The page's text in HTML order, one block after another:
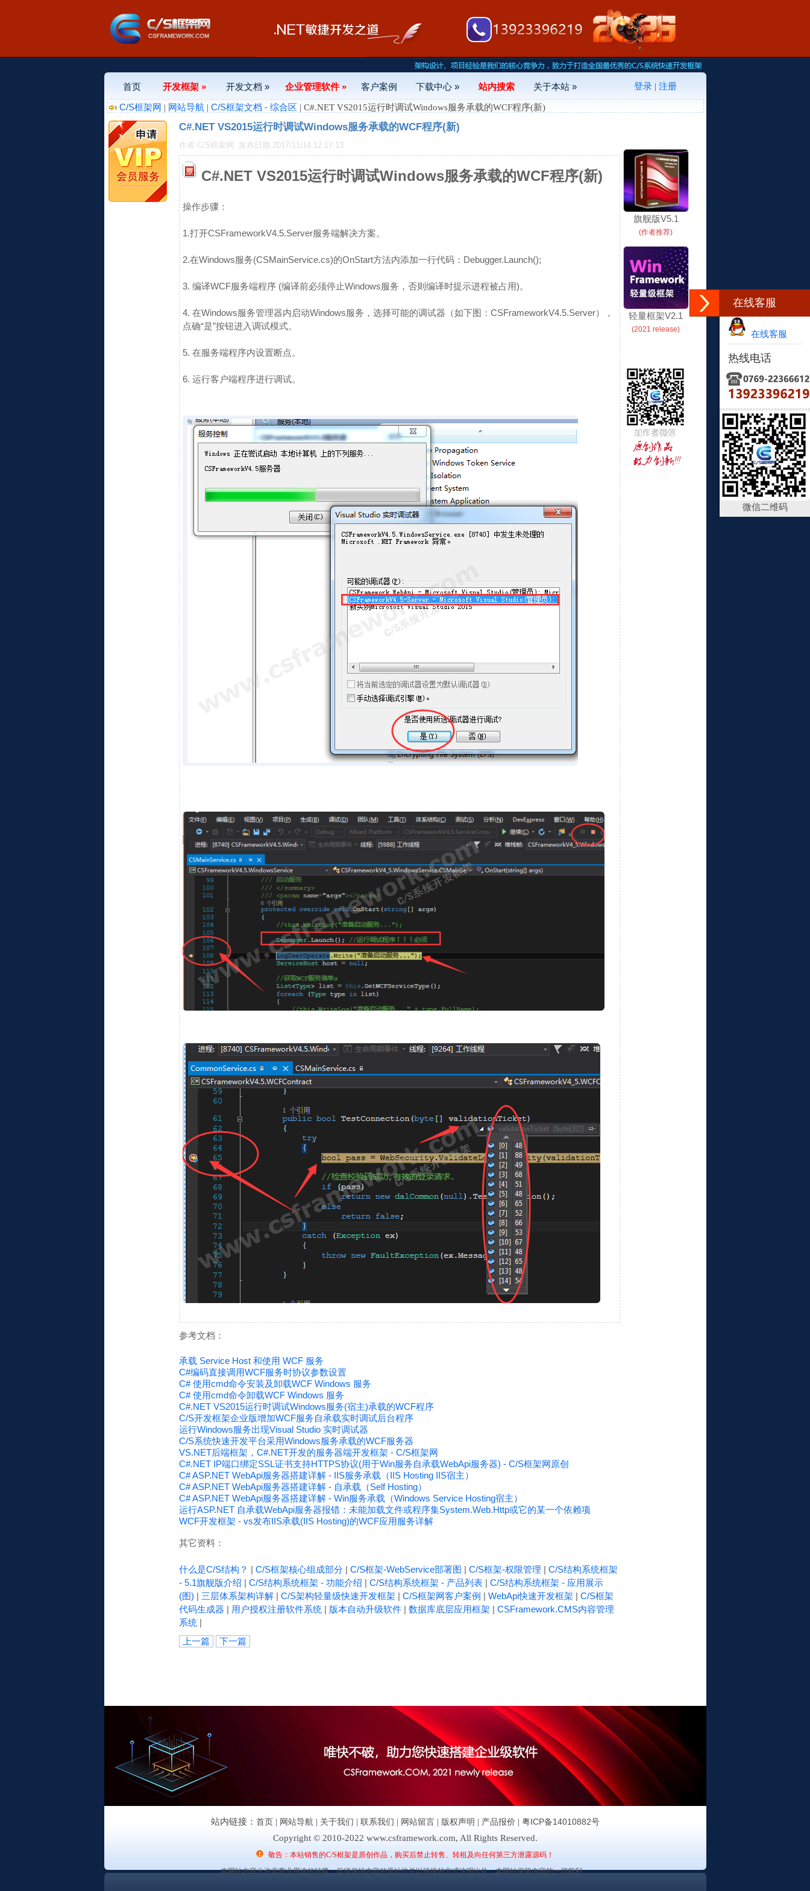
在线客服
在线客服
热线电话
微信二维码
首页 开发框架 » 开发文档 » 企业管理软件 » 客户案例 下载中心 » 站内搜索 关于本站 » 登录| 注册
C/S框架网 | 网站导航 | C/S框架文档 - 综合区 | C#.NET VS2015运行时调试Windows服务承载的WCF程序(新)
C#.NET VS2015运行时调试Windows服务承载的WCF程序(新)
作者:C/S框架网 发布日期:2017/11/14 12:17:13
C#.NET VS2015运行时调试Windows服务承载的WCF程序(新)
操作步骤：
1.打开CSFrameworkV4.5.Server服务端解决方案。
2.在Windows服务(CSMainService.cs)的OnStart方法内添加一行代码：Debugger.Launch();
3. 编译WCF服务端程序 (编译前必须停止Windows服务，否则编译时提示进程被占用)。
4. 在Windows服务管理器内启动Windows服务，选择可能的调试器（如下图：CSFrameworkV4.5.Server），
点确“是”按钮进入调试模式。
5. 在服务端程序内设置断点。
6. 运行客户端程序进行调试。
参考文档：
承载 Service Host 和使用 WCF 服务
C#编码直接调用WCF服务时协议参数设置
C# 使用cmd命令安装及卸载WCF Windows 服务
C# 使用cmd命令卸载WCF Windows 服务
C#.NET VS2015运行时调试Windows服务(宿主)承载的WCF程序
C/S开发框架企业版增加WCF服务自承载实时调试后台程序
运行Windows服务出现Visual Studio 实时调试器
C/S系统快速开发平台采用Windows服务承载的WCF服务器
VS.NET后端框架，C#.NET开发的服务器端开发框架 - C/S框架网
C#.NET IP端口绑定SSL证书支持HTTPS协议(用于Win服务自承载WebApi服务器) - C/S框架网原创
C# ASP.NET WebApi服务器搭建详解 - IIS服务承载（IIS Hosting IIS宿主）
C# ASP.NET WebApi服务器搭建详解 - 自承载（Self Hosting）
C# ASP.NET WebApi服务器搭建详解 - Win服务承载（Windows Service Hosting宿主）
运行ASP.NET 自承载WebApi服务器报错：未能加载文件或程序集System.Web.Http或它的某一个依赖项
WCF开发框架 - vs发布IIS承载(IIS Hosting)的WCF应用服务详解
其它资料：
什么是C/S结构？ | C/S框架核心组成部分| C/S框架-WebService部署图 | C/S框架-权限管理 | C/S结构系统框架
- 5.1旗舰版介绍 | C/S结构系统框架 - 功能介绍 | C/S结构系统框架 - 产品列表| C/S结构系统框架 - 应用展示
(图) | 三层体系架构详解| C/S架构轻量级快速开发框架 | C/S框架网客户案例 | WebApi快速开发框架 | C/S框架
代码生成器 | 用户授权注册软件系统| 版本自动升级软件| 数据库底层应用框架 | CSFramework.CMS内容管理
系统|
上一篇
下一篇
旗舰版V5.1
(作者推荐)
轻量框架V2.1
(2021 release)
站内链接： 首页| 网站导航 | 关于我们 | 联系我们 | 网站留言| 版权声明 | 产品报价 | 粤ICP备14010882号
Copyright © 2010-2022 www.csframework.com, All Rights Reserved.
敬告：本站销售的C/S框架是原创作品，购买后禁止转售、转租及向任何第三方泄露源码！
本网站内容允许非商业用途的转载，但须保持内容的原始性并以链接的方式注明出处，本网站保留内容的一切权利。